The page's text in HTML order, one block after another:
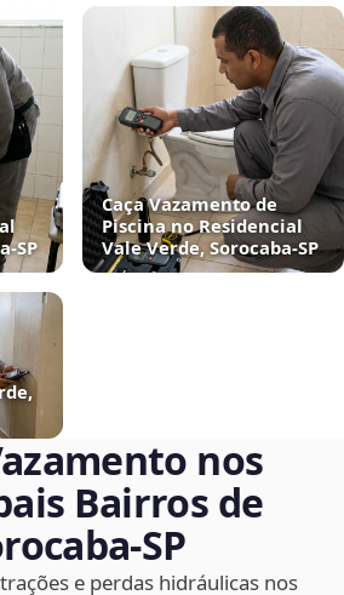
Caça Vazamento de
Piscina no Residencial
Vale Verde, Sorocaba‑SP
nos
Bairros de
e perdas hidráulicas nos